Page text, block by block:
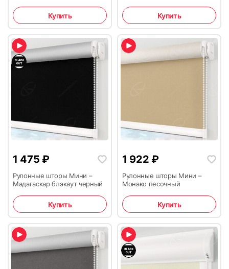
Купить Купить
1 475 ₽
Рулонные шторы Мини –
Мадагаскар блэкаут черный
Купить
1 922 ₽
Рулонные шторы Мини –
Монако песочный
Купить